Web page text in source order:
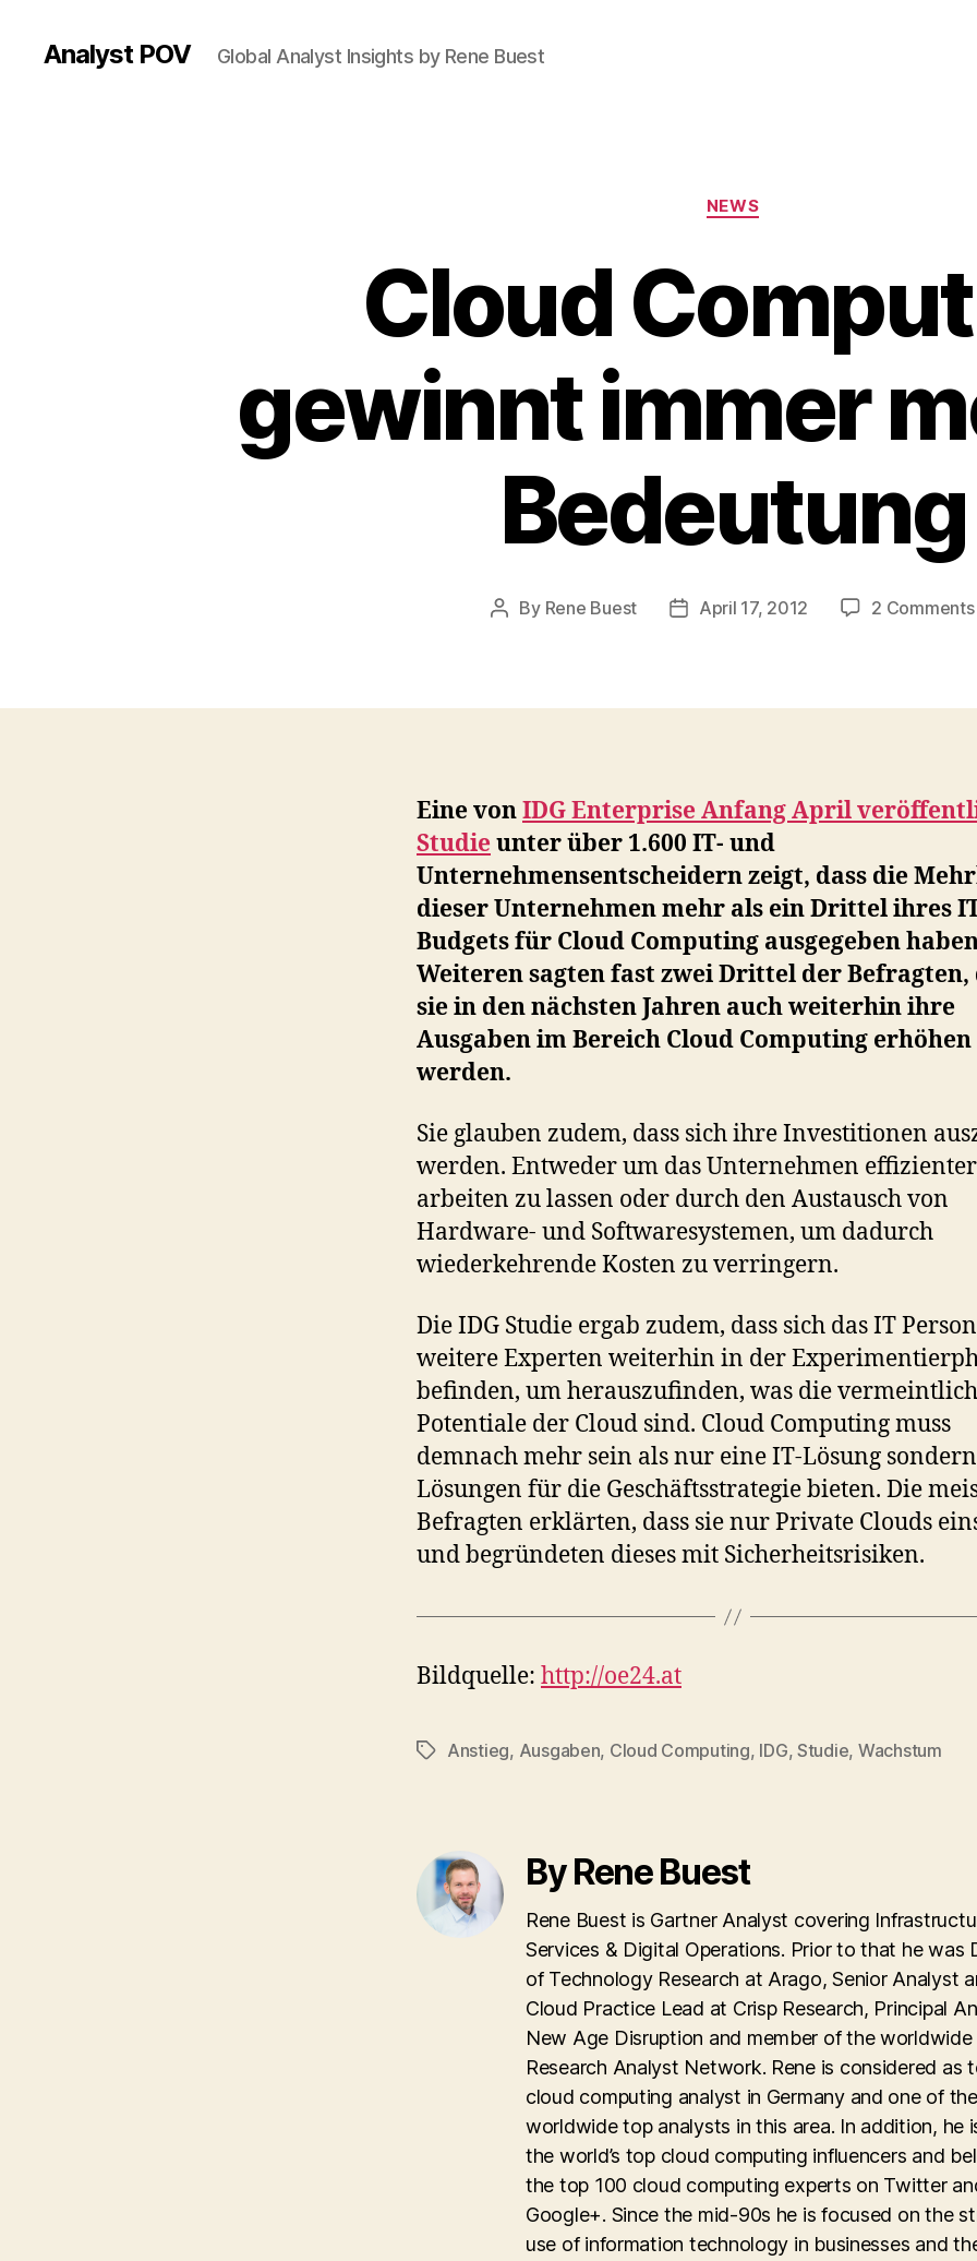
Analyst POV Global Analyst Insights by Rene Buest
Categories
NEWS
Cloud
gewinnt immer
Bedeutung
Post
By Rene Buest
PostApril 17, 2012 2 Comments
Eine vonIDG Enterprise Anfang April
Studie unter über 1.600 IT- und
Unternehmensentscheidern zeigt, dass die
dieser Unternehmen mehr als ein Drittel ihres
Budgets für Cloud Computing ausgegeben
Weiteren sagten fast zwei Drittel der Befragten,
sie in den nächsten Jahren auch weiterhin ihre
Ausgaben im Bereich Cloud Computing erhöhen
werden.
Sie glauben zudem, dass sich ihre Investitionen
werden. Entweder um das Unternehmen effizienter
arbeiten zu lassen oder durch den Austausch von
Hardware- und Softwaresystemen, um dadurch
wiederkehrende Kosten zu verringern.
Die IDG Studie ergab zudem, dass sich das IT
weitere Experten weiterhin in der
befinden, um herauszufinden, was die
Potentiale der Cloud sind. Cloud Computing muss
demnach mehr sein als nur eine IT-Lösung sondern
Lösungen für die Geschäftsstrategie bieten. Die
Befragten erklärten, dass sie nur Private Clouds
und begründeten dieses mit Sicherheitsrisiken.
Bildquelle: http://oe24.at
TagsAnstieg, Ausgaben, Cloud Computing, IDG, Studie, Wachstum
By Rene Buest
Rene Buest is Gartner Analyst covering
Services & Digital Operations. Prior to that he was
of Technology Research at Arago, Senior Analyst
Cloud Practice Lead at Crisp Research, Principal
New Age Disruption and member of the worldwide
Research Analyst Network. Rene is considered as
cloud computing analyst in Germany and one of the
worldwide top analysts in this area. In addition, he
the world’s top cloud computing influencers and
the top 100 cloud computing experts on Twitter
Google+. Since the mid-90s he is focused on the
use of information technology in businesses and